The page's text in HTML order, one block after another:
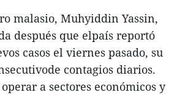
malasio, Muhyiddin Yassin,
después que elpaís reportó
casos el viernes pasado, su
contagios diarios.
a sectores económicos y